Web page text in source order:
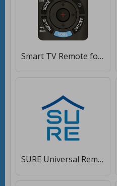
Smart TV Remote for Sony TV [Premium]
SURE Universal Remote [Unlocked]